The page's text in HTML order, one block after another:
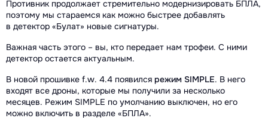
Противник продолжает стремительно модернизировать БПЛА,
поэтому мы стараемся как можно быстрее добавлять
в детектор «Булат» новые сигнатуры.
Важная часть этого – вы, кто передает нам трофеи. С ними
детектор остается актуальным.
В новой прошивке f.w. 4.4 появился режим SIMPLE. В него
входят все дроны, которые мы получили за несколько
месяцев. Режим SIMPLE по умолчанию выключен, но его
можно включить в разделе «БПЛА».